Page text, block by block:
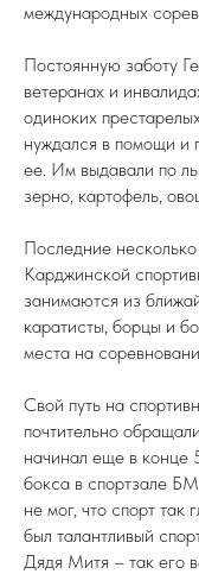
международных
Постоянную заботу
ветеранах и
одиноких
нуждался в помощи и
ее. Им выдавали по
зерно, картофель,
Последние
Карджинской
занимаются из
каратисты, борцы и
места на
Свой путь на
почтительно
начинал еще в конце
бокса в спортзале
не мог, что спорт так
был талантливый
Дядя Митя – так его